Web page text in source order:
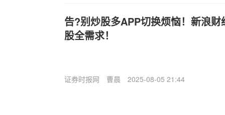
告?别炒股多APP切换烦恼！新浪
股全需求！
证券时报网 曹晨 2025-08-05 21:44